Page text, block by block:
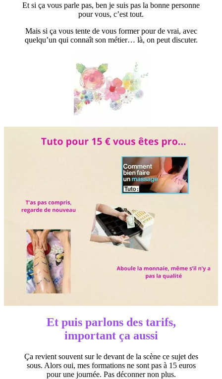
Et si ça vous parle pas, ben je suis pas la bonne personne
pour vous, c’est tout.
Mais si ça vous tente de vous former pour de vrai, avec
quelqu’un qui connaît son métier… là, on peut discuter.
Et puis parlons des tarifs,
important ça aussi
Ça revient souvent sur le devant de la scène ce sujet des
sous. Alors oui, mes formations ne sont pas à 15 euros
pour une journée. Pas déconner non plus.